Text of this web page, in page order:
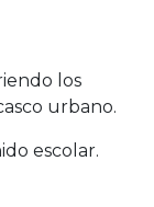
los
urbano.
escolar.